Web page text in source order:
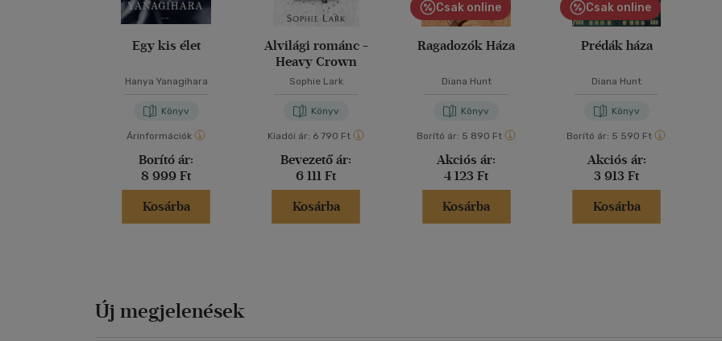
Egy kis élet
Hanya Yanagihara
Könyv
Árinformációk
Borító ár:
8 999 Ft
Kosárba
Alvilági románc -
Heavy Crown
Sophie Lark
Könyv
Kiadói ár: 6 790 Ft
Bevezető ár:
6 111 Ft
Kosárba
Csak online
Ragadozók Háza
Diana Hunt
Könyv
Borító ár: 5 890 Ft
Akciós ár:
4 123 Ft
Kosárba
Csak online
Prédák háza
Diana Hunt
Könyv
Borító ár: 5 590 Ft
Akciós ár:
3 913 Ft
Kosárba
Új megjelenések